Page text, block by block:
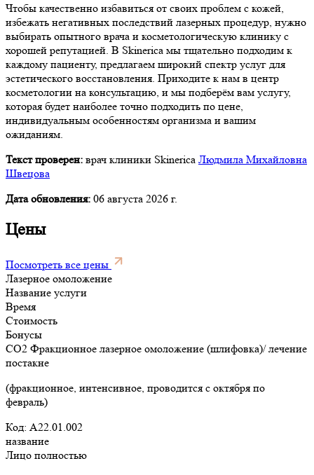
Чтобы качественно избавиться от своих проблем с кожей,
избежать негативных последствий лазерных процедур, нужно
выбирать опытного врача и косметологическую клинику с
хорошей репутацией. В Skinerica мы тщательно подходим к
каждому пациенту, предлагаем широкий спектр услуг для
эстетического восстановления. Приходите к нам в центр
косметологии на консультацию, и мы подберём вам услугу,
которая будет наиболее точно подходить по цене,
индивидуальным особенностям организма и вашим
ожиданиям.
Текст проверен: врач клиники Skinerica Людмила Михайловна
Швецова
Дата обновления: 06 августа 2026 г.
Цены
Посмотреть все цены
Лазерное омоложение
Название услуги
Время
Стоимость
Бонусы
CO2 Фракционное лазерное омоложение (шлифовка)/ лечение
постакне
(фракционное, интенсивное, проводится с октября по
февраль)
Код: A22.01.002
название
Лицо полностью